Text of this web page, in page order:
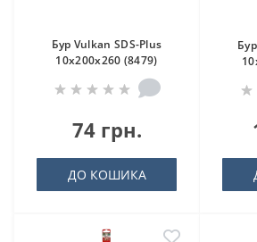
Бур Vulkan SDS-Plus
10x200x260 (8479)
74 грн.
ДО КОШИКА